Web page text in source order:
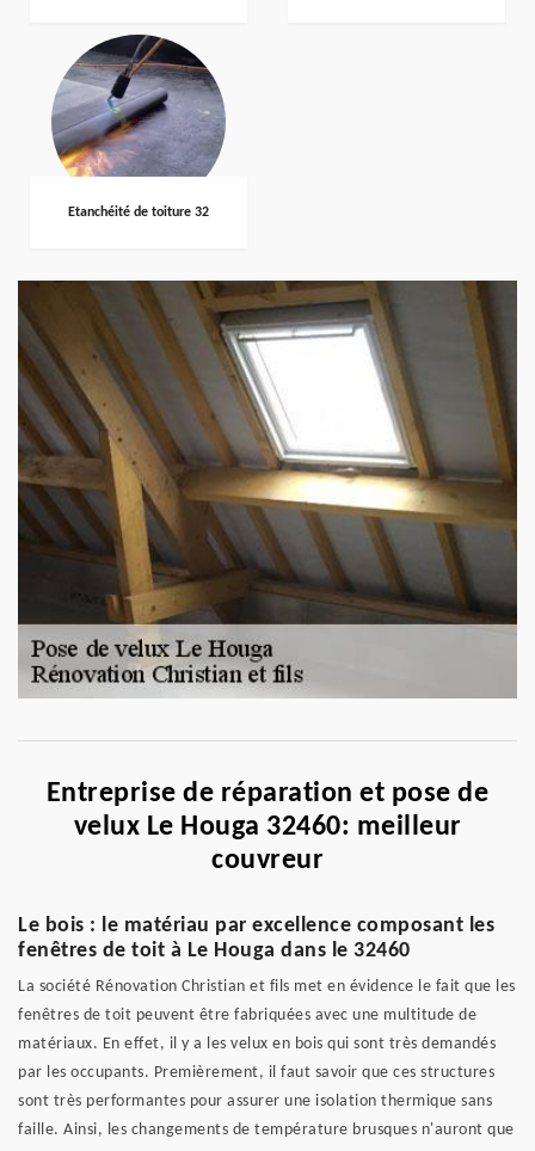
Etanchéité de toiture 32
Entreprise de réparation et pose de
velux Le Houga 32460: meilleur
couvreur
Le bois : le matériau par excellence composant les
fenêtres de toit à Le Houga dans le 32460
La société Rénovation Christian et fils met en évidence le fait que les
fenêtres de toit peuvent être fabriquées avec une multitude de
matériaux. En effet, il y a les velux en bois qui sont très demandés
par les occupants. Premièrement, il faut savoir que ces structures
sont très performantes pour assurer une isolation thermique sans
faille. Ainsi, les changements de température brusques n'auront que